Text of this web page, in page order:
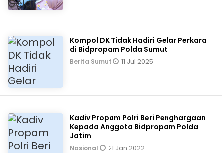
Kompol DK Tidak Hadiri Gelar Perkara
di Bidpropam Polda Sumut
Berita Sumut 11 Jul 2025
Kadiv Propam Polri Beri Penghargaan
Kepada Anggota Bidpropam Polda
Jatim
Nasional 21 Jan 2022